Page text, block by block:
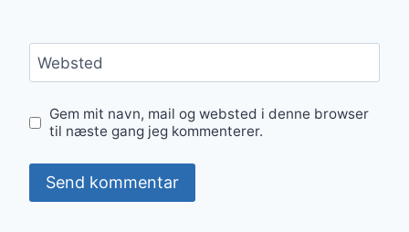
Websted
Gem mit navn, mail og websted i denne browser
til næste gang jeg kommenterer.